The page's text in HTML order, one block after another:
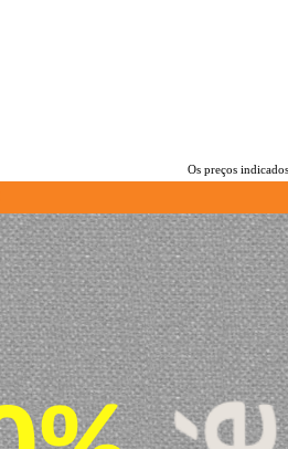
Os preços